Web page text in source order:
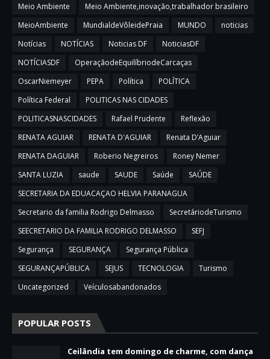
Meio Ambiente
Meio Ambiente,inovação,trabalhador brasileiro
MeioAmbiente
MundialdeVôleidePraia MUNDO
noticias
Notícias
NOTÍCIAS Noticias DF
NoticiasDF
NOTÍCIASDF
OperaçãodeEquilíbriodeCarcaças
OscarNiemeyer
PEPA Política
POLÍTICA
Política Federal
POLITICAS NAS CIDADES
POLITICASNASCIDADES
Rafael Prudente
Reflexão
RENATA AGUIAR
RENATA D'AGUIAR
Renata D’Aguiar
RENATA DAGUIAR
Roberio Negreiros
Roney Nemer
SANTA LUZIA
saude SAUDE Saúde
SAÚDE
SECRETARIA DA EDUACAÇAO HELVIA PARANAGUA
Secretario da familia Rodrigo Delmasso
SecretáriodeTurismo
SEECRETARIO DA FAMILIA RODRIGO DELMASSO
SEFJ
Segurança
SEGURANÇA
Segurança Pública
SEGURANÇAPÚBLICA
SEJUS TECNOLOGIA
Turismo
Uncategorized
Veículosabandonados
POPULAR POSTS
Ceilândia tem domingo de charme, com dança